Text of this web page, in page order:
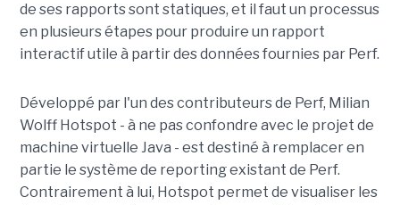
de ses rapports sont statiques, et il faut un processus
en plusieurs étapes pour produire un rapport
interactif utile à partir des données fournies par Perf.
Développé par l'un des contributeurs de Perf, Milian
Wolff Hotspot - à ne pas confondre avec le projet de
machine virtuelle Java - est destiné à remplacer en
partie le système de reporting existant de Perf.
Contrairement à lui, Hotspot permet de visualiser les